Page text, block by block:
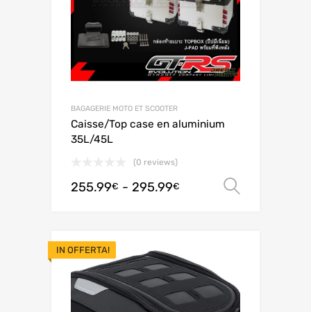
BAGAGERIE MOTO ET SCOOTER
Caisse/Top case en aluminium
35L/45L
(0 reviews)
255.99€ - 295.99€
IN OFFERTA!